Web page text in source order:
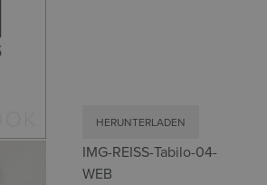
HERUNTERLADEN
IMG-REISS-Tabilo-04-
WEB